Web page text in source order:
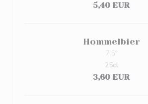
5,40 EUR
Hommelbier
7.5º
3,60 EUR
25cl